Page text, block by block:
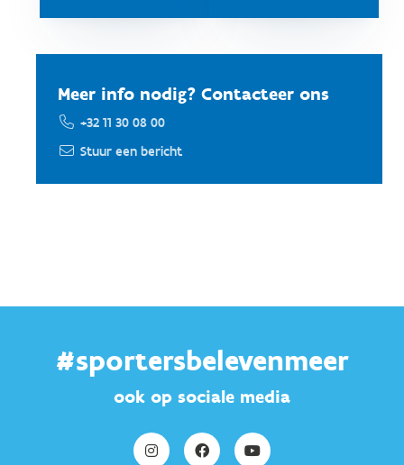
Meer info nodig? Contacteer ons
+32 11 30 08 00
Stuur een bericht
#sportersbelevenmeer
ook op sociale media